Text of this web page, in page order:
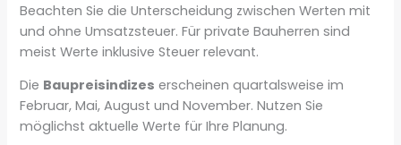
Beachten Sie die Unterscheidung zwischen Werten mit
und ohne Umsatzsteuer. Für private Bauherren sind
meist Werte inklusive Steuer relevant.
Die Baupreisindizes erscheinen quartalsweise im
Februar, Mai, August und November. Nutzen Sie
möglichst aktuelle Werte für Ihre Planung.